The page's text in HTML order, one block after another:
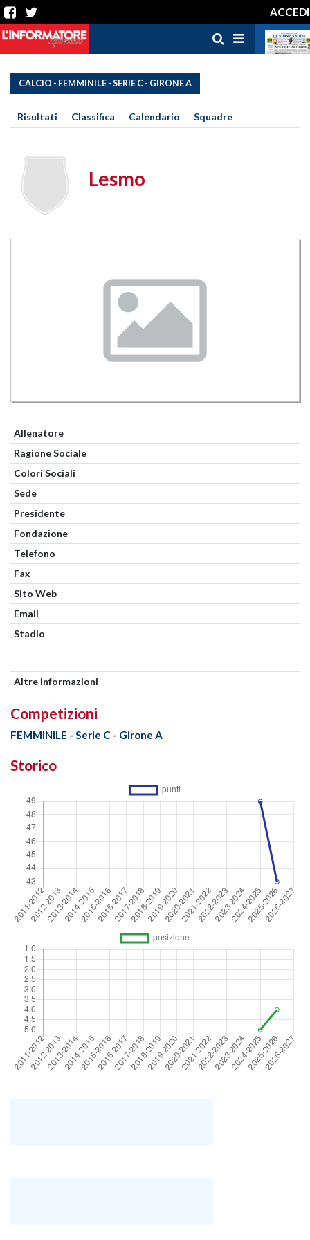
ACCEDI
CALCIO - FEMMINILE - SERIE C - GIRONE A
Risultati Classifica Calendario Squadre
Lesmo
Allenatore
Ragione Sociale
Colori Sociali
Sede
Presidente
Fondazione
Telefono
Fax
Sito Web
Email
Stadio
Altre informazioni
Competizioni
FEMMINILE - Serie C - Girone A
Storico